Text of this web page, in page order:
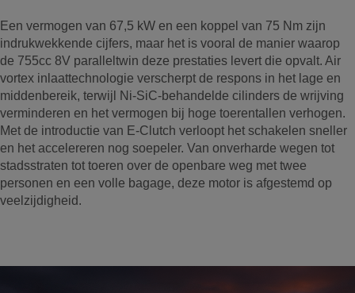
Een vermogen van 67,5 kW en een koppel van 75 Nm zijn
indrukwekkende cijfers, maar het is vooral de manier waarop
de 755cc 8V paralleltwin deze prestaties levert die opvalt. Air
vortex inlaattechnologie verscherpt de respons in het lage en
middenbereik, terwijl Ni-SiC-behandelde cilinders de wrijving
verminderen en het vermogen bij hoge toerentallen verhogen.
Met de introductie van E-Clutch verloopt het schakelen sneller
en het accelereren nog soepeler. Van onverharde wegen tot
stadsstraten tot toeren over de openbare weg met twee
personen en een volle bagage, deze motor is afgestemd op
veelzijdigheid.